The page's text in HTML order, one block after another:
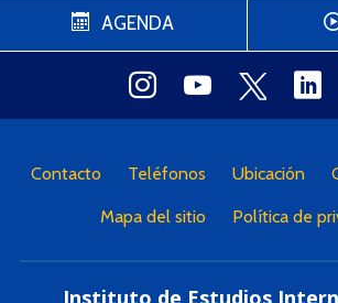
AGENDA
Contacto Teléfonos Ubicación
Mapa del sitio Política de